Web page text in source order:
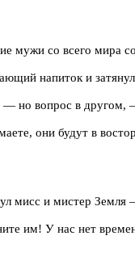
со всего мира
напиток и
но вопрос в
они будут в
и мистер Земля
им! У нас нет